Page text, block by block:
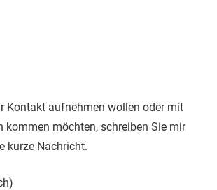
Kontakt aufnehmen wollen oder mit
kommen möchten, schreiben Sie mir
kurze Nachricht.